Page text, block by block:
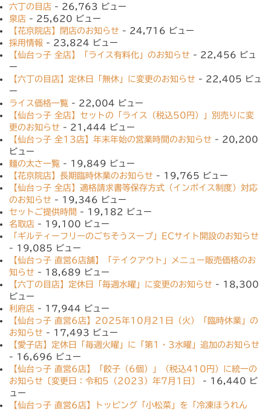
六丁の目店 - 26,763 ビュー
泉店 - 25,620 ビュー
【花京院店】閉店のお知らせ - 24,716 ビュー
採用情報 - 23,824 ビュー
【仙台っ子 全店】「ライス有料化」のお知らせ - 22,456 ビュ
ー
【六丁の目店】定休日「無休」に変更のお知らせ - 22,405 ビュ
ー
ライス価格一覧 - 22,004 ビュー
【仙台っ子 全店】セットの「ライス（税込50円）」別売りに変
更のお知らせ - 21,444 ビュー
【仙台っ子 全13店】年末年始の営業時間のお知らせ - 20,200
ビュー
麺の太さ一覧 - 19,849 ビュー
【花京院店】長期臨時休業のお知らせ - 19,765 ビュー
【仙台っ子 全店】適格請求書等保存方式（インボイス制度）対応
のお知らせ - 19,346 ビュー
セットご提供時間 - 19,182 ビュー
名取店 - 19,100 ビュー
「ギルティーフリーのごちそうスープ」ECサイト開設のお知らせ
- 19,085 ビュー
【仙台っ子 直営6店舗】「テイクアウト」メニュー販売価格のお
知らせ - 18,689 ビュー
【六丁の目店】定休日「毎週水曜」に変更のお知らせ - 18,300
ビュー
利府店 - 17,944 ビュー
【仙台っ子 直営6店】2025年10月21日（火）「臨時休業」の
お知らせ - 17,493 ビュー
【愛子店】定休日「毎週火曜」に「第1・3水曜」追加のお知らせ
- 16,696 ビュー
【仙台っ子 直営6店】「餃子（6個）」（税込410円）に統一の
お知らせ〔変更日：令和5（2023）年7月1日〕
- 16,440 ビ
ュー
【仙台っ子 直営6店】トッピング「小松菜」を「冷凍ほうれん